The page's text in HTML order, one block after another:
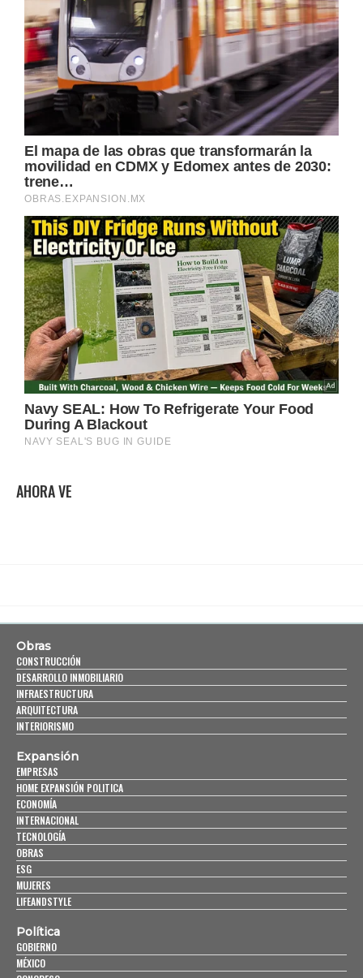
AHORA VE
Obras
CONSTRUCCIÓN
DESARROLLO INMOBILIARIO
INFRAESTRUCTURA
ARQUITECTURA
INTERIORISMO
Expansión
EMPRESAS
HOME EXPANSIÓN POLITICA
ECONOMÍA
INTERNACIONAL
TECNOLOGÍA
OBRAS
ESG
MUJERES
LIFEANDSTYLE
Política
GOBIERNO
MÉXICO